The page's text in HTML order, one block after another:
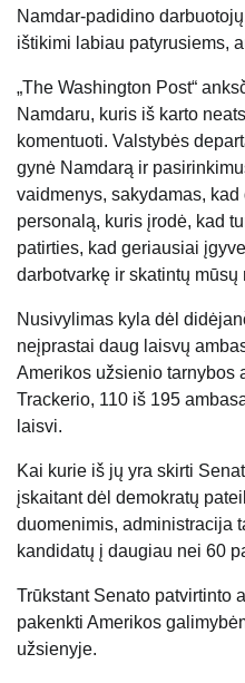
Namdar-padidino
ištikimi labiau patyrusiems,
„The Washington Post“
Namdaru, kuris iš karto
komentuoti. Valstybės
gynė Namdarą ir
vaidmenys, sakydamas, kad
personalą, kuris įrodė, kad
patirties, kad geriausiai
darbotvarkę ir skatintų mūsų
Nusivylimas kyla dėl
neįprastai daug laisvų
Amerikos užsienio tarnybos
Trackerio, 110 iš 195
laisvi.
Kai kurie iš jų yra skirti
įskaitant dėl ​​demokratų
duomenimis, administracija
kandidatų į daugiau nei 60
Trūkstant Senato patvirtinto
pakenkti Amerikos
užsienyje.